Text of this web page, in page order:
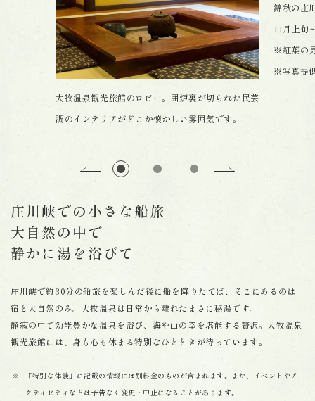
大牧温泉観光旅館のロビー。囲炉裏が切られた民芸
調のインテリアがどこか懐かしい雰囲気です。
錦秋の庄
11月上旬
※紅葉の
※写真提
庄川峡での小さな船旅
大自然の中で
静かに湯を浴びて
庄川峡で約30分の船旅を楽しんだ後に船を降りたてば、そこにあるのは
宿と大自然のみ。大牧温泉は日常から離れたまさに秘湯です。
静寂の中で効能豊かな温泉を浴び、海や山の幸を堪能する贅沢。大牧温泉
観光旅館には、身も心も休まる特別なひとときが待っています。
「特別な体験」に記載の情報には別料金のものが含まれます。また、イベントやア
クティビティなどは予告なく変更・中止になることがあります。